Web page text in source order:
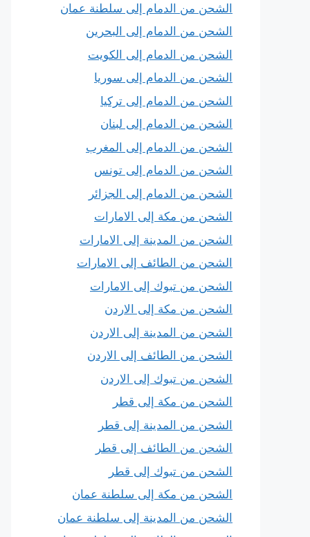
الشحن من الدمام إلى سلطنة عمان
الشحن من الدمام إلى البحرين
الشحن من الدمام إلى الكويت
الشحن من الدمام إلى سوريا
الشحن من الدمام إلى تركيا
الشحن من الدمام إلى لبنان
الشحن من الدمام إلى المغرب
الشحن من الدمام إلى تونس
الشحن من الدمام إلى الجزائر
الشحن من مكة إلى الامارات
الشحن من المدينة إلى الامارات
الشحن من الطائف إلى الامارات
الشحن من تبوك إلى الامارات
الشحن من مكة إلى الاردن
الشحن من المدينة إلى الاردن
الشحن من الطائف إلى الاردن
الشحن من تبوك إلى الاردن
الشحن من مكة إلى قطر
الشحن من المدينة إلى قطر
الشحن من الطائف إلى قطر
الشحن من تبوك إلى قطر
الشحن من مكة إلى سلطنة عمان
الشحن من المدينة إلى سلطنة عمان